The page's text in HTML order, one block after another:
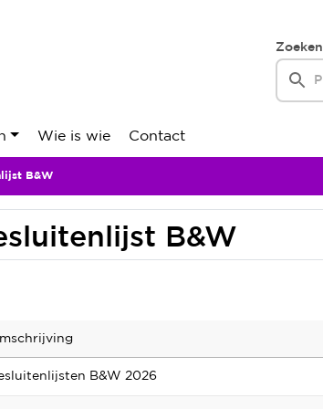
Zoeken
Wie is wie Contact
B&W
B&W
B&W 2026